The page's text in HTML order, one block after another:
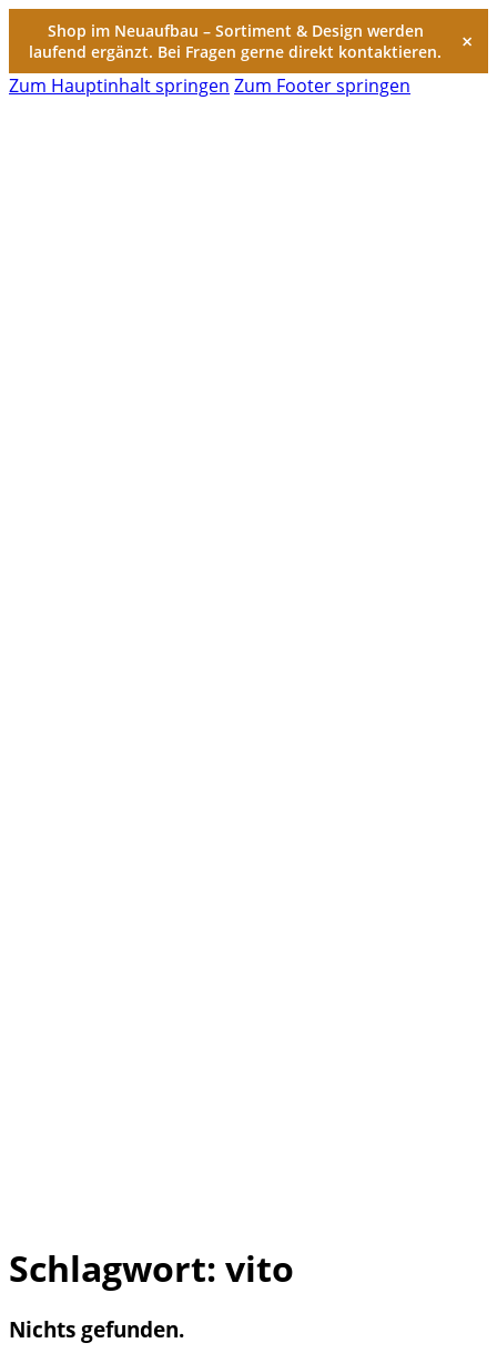
Shop im Neuaufbau – Sortiment & Design werden
laufend ergänzt. Bei Fragen gerne direkt kontaktieren.
×
Zum Hauptinhalt springen Zum Footer springen
Schlagwort: vito
Nichts gefunden.